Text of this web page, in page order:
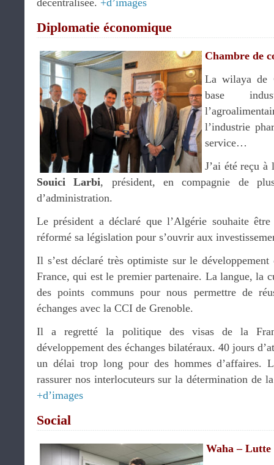
décentralisée. +d’images
Diplomatie économique
Chambre de
La wilaya de
base
l’industrie
service…
J’ai été reçu à
Souici Larbi, président, en compagnie de
d’administration.
Le président a déclaré que l’Algérie souhaite
réformé sa législation pour s’ouvrir aux
Il s’est déclaré très optimiste sur le
France, qui est le premier partenaire. La langue, la
des points communs pour nous permettre de
échanges avec la CCI de Grenoble.
Il a regretté la politique des visas de la
développement des échanges bilatéraux. 40 jours
un délai trop long pour des hommes d’affaires.
rassurer nos interlocuteurs sur la détermination de
+d’images
Social
Waha – Lutte